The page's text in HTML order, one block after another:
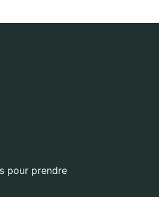
pour prendre